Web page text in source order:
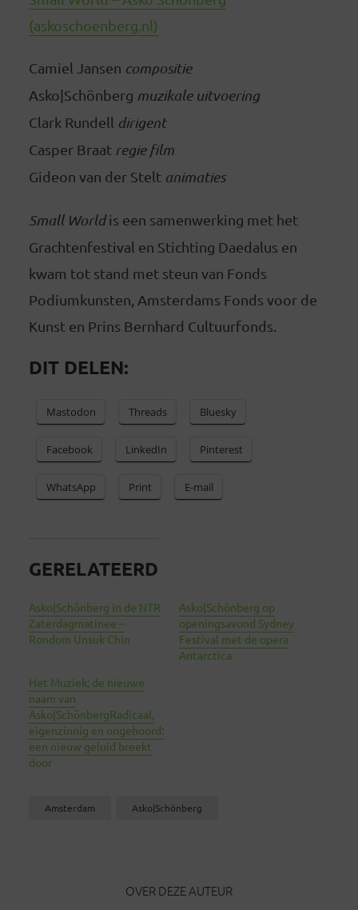
(askoschoenberg.nl)
Camiel Jansen compositie
Asko|Schönberg muzikale uitvoering
Clark Rundell dirigent
Casper Braat regie film
Gideon van der Stelt animaties
Small Worldis een samenwerking met het
Grachtenfestival en Stichting Daedalus en
kwam tot stand met steun van Fonds
Podiumkunsten, Amsterdams Fonds voor de
Kunst en Prins Bernhard Cultuurfonds.
DIT DELEN:
Mastodon Threads Bluesky
Facebook LinkedIn Pinterest
WhatsApp Print E-mail
GERELATEERD
Asko|Schönberg in de NTR
Zaterdagmatinee –
Rondom Unsuk Chin
Asko|Schönberg op
openingsavond Sydney
Festival met de opera
Antarctica
Het Muziek; de nieuwe
naam van
Asko|SchönbergRadicaal,
eigenzinnig en ongehoord:
een nieuw geluid breekt
door
Amsterdam Asko|Schönberg
OVER DEZE AUTEUR